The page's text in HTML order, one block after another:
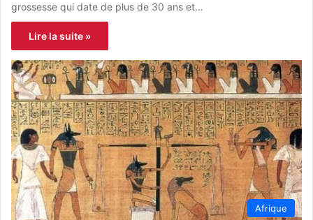
grossesse qui date de plus de 30 ans et…
Lire la suite »
Afrique